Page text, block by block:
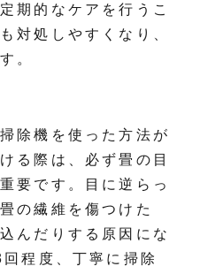
期的なケアを行うこ
対処しやすくなり、
。
除機を使った方法が
る際は、必ず畳の目
要です。目に逆らっ
の繊維を傷つけた
んだりする原因にな
程度、丁寧に掃除